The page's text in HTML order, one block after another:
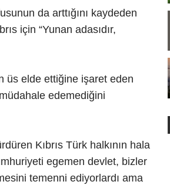
da arttığını kaydeden
için “Yunan adasıdır,
üs elde ettiğine işaret eden
edemediğini
Kıbrıs Türk halkının hala
egemen devlet, bizler
temenni ediyorlardı ama